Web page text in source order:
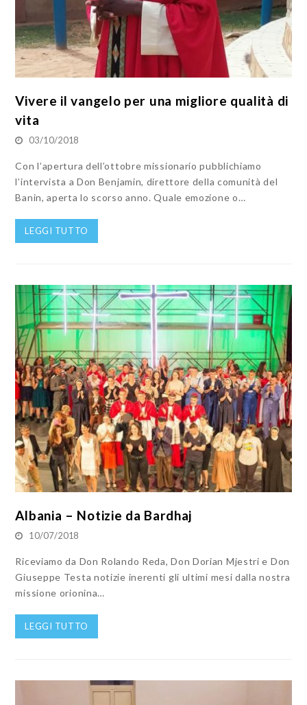
Vivere il vangelo per una migliore qualità di
vita
03/10/2018
Con l’apertura dell’ottobre missionario pubblichiamo
l’intervista a Don Benjamin, direttore della comunità del
Banin, aperta lo scorso anno. Quale emozione o…
LEGGI TUTTO
Albania – Notizie da Bardhaj
10/07/2018
Riceviamo da Don Rolando Reda, Don Dorian Mjestri e Don
Giuseppe Testa notizie inerenti gli ultimi mesi dalla nostra
missione orionina…
LEGGI TUTTO